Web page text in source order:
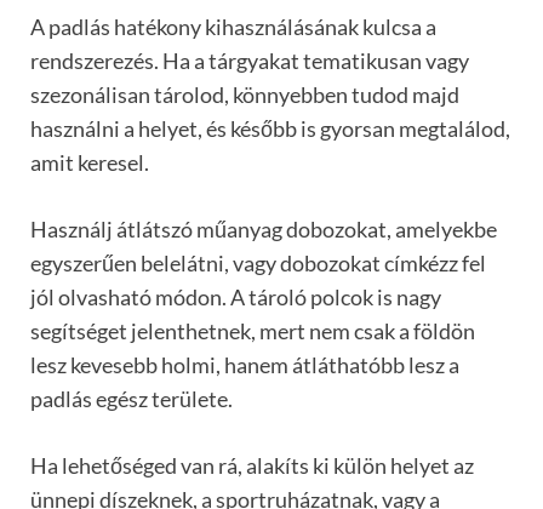
A padlás hatékony kihasználásának kulcsa a
rendszerezés. Ha a tárgyakat tematikusan vagy
szezonálisan tárolod, könnyebben tudod majd
használni a helyet, és később is gyorsan megtalálod,
amit keresel.
Használj átlátszó műanyag dobozokat, amelyekbe
egyszerűen belelátni, vagy dobozokat címkézz fel
jól olvasható módon. A tároló polcok is nagy
segítséget jelenthetnek, mert nem csak a földön
lesz kevesebb holmi, hanem átláthatóbb lesz a
padlás egész területe.
Ha lehetőséged van rá, alakíts ki külön helyet az
ünnepi díszeknek, a sportruházatnak, vagy a